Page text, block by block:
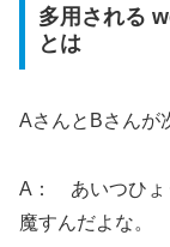
多用される
とは
AさんとBさんが
A： あいつひょ
魔すんだよな。